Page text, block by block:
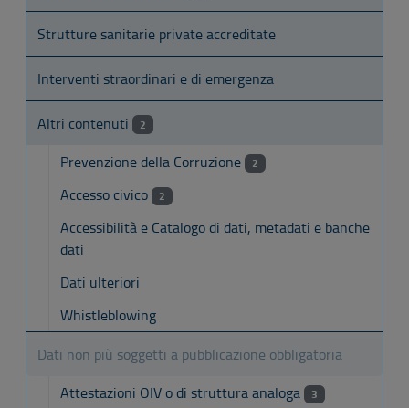
Strutture sanitarie private accreditate
Interventi straordinari e di emergenza
Altri contenuti 2
Prevenzione della Corruzione 2
Accesso civico 2
Accessibilità e Catalogo di dati, metadati e banche
dati
Dati ulteriori
Whistleblowing
Dati non più soggetti a pubblicazione obbligatoria
Attestazioni OIV o di struttura analoga
3